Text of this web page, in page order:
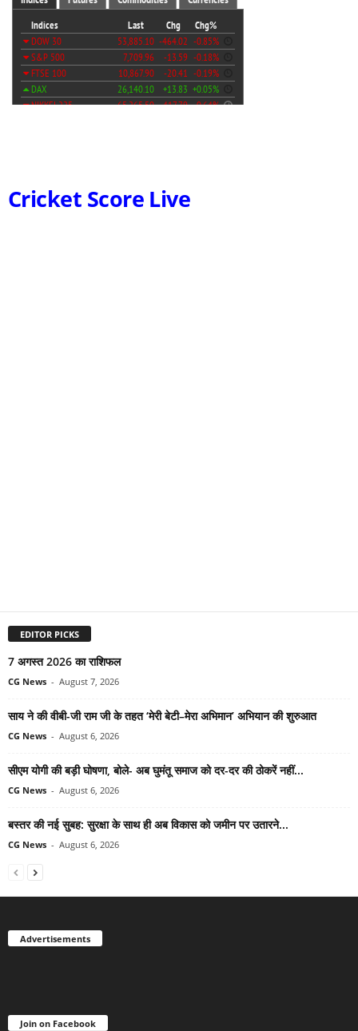
Cricket Score Live
EDITOR PICKS
7 अगस्त 2026 का राशिफल
CG News - August 7, 2026
साय ने की वीबी-जी राम जी के तहत ‘मेरी बेटी–मेरा अभिमान’ अभियान की शुरुआत
CG News - August 6, 2026
सीएम योगी की बड़ी घोषणा, बोले- अब घुमंतू समाज को दर-दर की ठोकरें नहीं...
CG News - August 6, 2026
बस्तर की नई सुबह: सुरक्षा के साथ ही अब विकास को जमीन पर उतारने...
CG News - August 6, 2026
Advertisements
Join on Facebook